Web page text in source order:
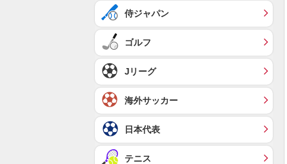
侍ジャパン
ゴルフ
Jリーグ
海外サッカー
日本代表
テニス